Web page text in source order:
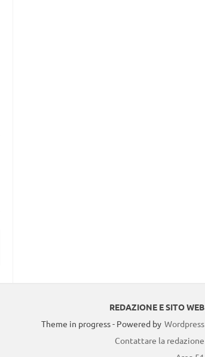
REDAZIONE E SITO WEB
Theme in progress - Powered by Wordpress
Contattare la redazione